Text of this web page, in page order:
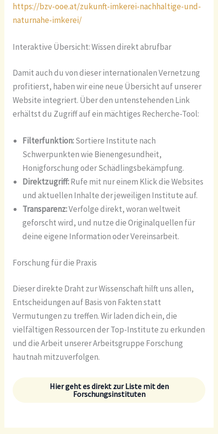
https://bzv-ooe.at/zukunft-imkerei-nachhaltige-und-
naturnahe-imkerei/
Interaktive Übersicht: Wissen direkt abrufbar
Damit auch du von dieser internationalen Vernetzung
profitierst, haben wir eine neue Übersicht auf unserer
Website integriert. Über den untenstehenden Link
erhältst du Zugriff auf ein mächtiges Recherche-Tool:
Filterfunktion:Sortiere Institute nach
Schwerpunkten wie Bienengesundheit,
Honigforschung oder Schädlingsbekämpfung.
Direktzugriff:Rufe mit nur einem Klick die Websites
und aktuellen Inhalte der jeweiligen Institute auf.
Transparenz:Verfolge direkt, woran weltweit
geforscht wird, und nutze die Originalquellen für
deine eigene Information oder Vereinsarbeit.
Forschung für die Praxis
Dieser direkte Draht zur Wissenschaft hilft uns allen,
Entscheidungen auf Basis von Fakten statt
Vermutungen zu treffen. Wir laden dich ein, die
vielfältigen Ressourcen der Top-Institute zu erkunden
und die Arbeit unserer Arbeitsgruppe Forschung
hautnah mitzuverfolgen.
Hier geht es direkt zur Liste mit den
Forschungsinstituten